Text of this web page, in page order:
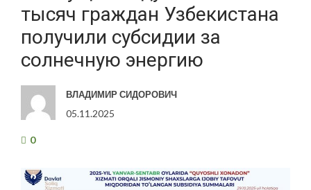
тысяч граждан Узбекистана
получили субсидии за
солнечную энергию
ВЛАДИМИР СИДОРОВИЧ
05.11.2025
0